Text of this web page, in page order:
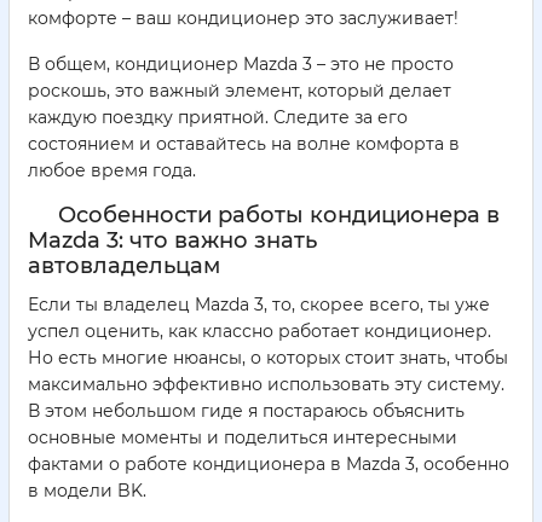
комфорте – ваш кондиционер это заслуживает!
В общем, кондиционер Mazda 3 – это не просто
роскошь, это важный элемент, который делает
каждую поездку приятной. Следите за его
состоянием и оставайтесь на волне комфорта в
любое время года.
Особенности работы кондиционера в
Mazda 3: что важно знать
автовладельцам
Если ты владелец Mazda 3, то, скорее всего, ты уже
успел оценить, как классно работает кондиционер.
Но есть многие нюансы, о которых стоит знать, чтобы
максимально эффективно использовать эту систему.
В этом небольшом гиде я постараюсь объяснить
основные моменты и поделиться интересными
фактами о работе кондиционера в Mazda 3, особенно
в модели BK.